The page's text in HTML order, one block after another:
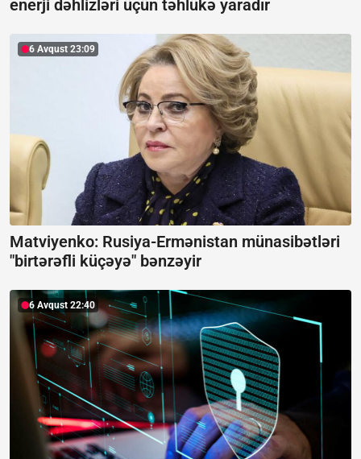
enerji dəhlizləri üçün təhlükə yaradır
6 Avqust 23:09
Matviyenko: Rusiya-Ermənistan münasibətləri
"birtərəfli küçəyə" bənzəyir
6 Avqust 22:40